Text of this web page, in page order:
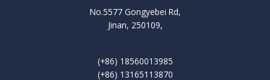
No.5577 Gongyebei Rd,
Jinan, 250109,
(+86) 18560013985
(+86) 13165113870